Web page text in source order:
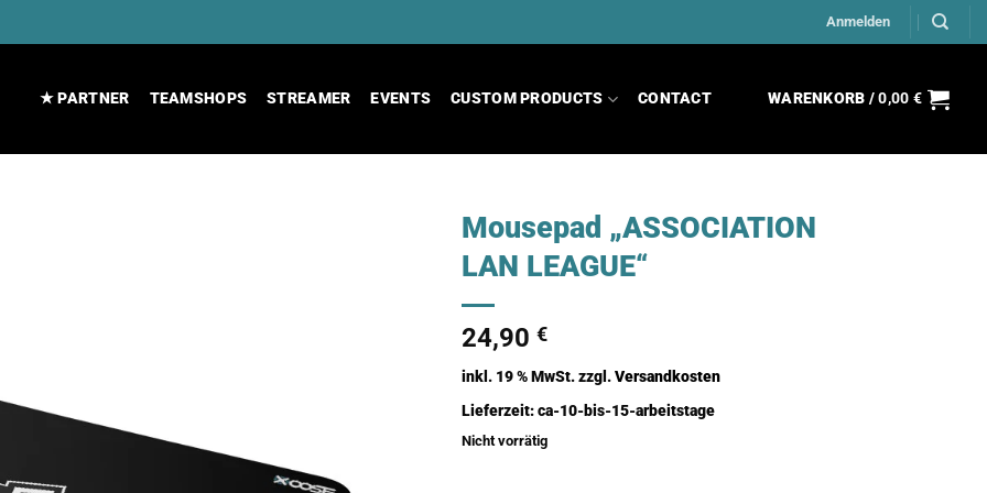
Anmelden
★ PARTNER TEAMSHOPS STREAMER EVENTS CUSTOM PRODUCTS CONTACT WARENKORB /0,00 €
Mousepad „ASSOCIATION
LAN LEAGUE“
24,90 €
inkl. 19 % MwSt.zzgl.Versandkosten
Lieferzeit:ca-10-bis-15-arbeitstage
Nicht vorrätig